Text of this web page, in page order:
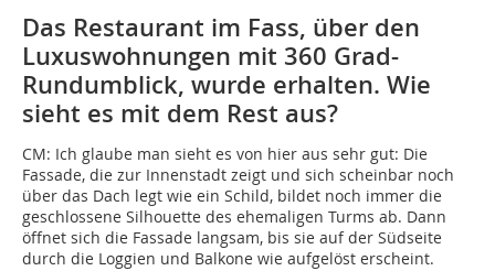
Das Restaurant im Fass, über den
Luxuswohnungen mit 360 Grad-
Rundumblick, wurde erhalten. Wie
sieht es mit dem Rest aus?
CM: Ich glaube man sieht es von hier aus sehr gut: Die
Fassade, die zur Innenstadt zeigt und sich scheinbar noch
über das Dach legt wie ein Schild, bildet noch immer die
geschlossene Silhouette des ehemaligen Turms ab. Dann
öffnet sich die Fassade langsam, bis sie auf der Südseite
durch die Loggien und Balkone wie aufgelöst erscheint.